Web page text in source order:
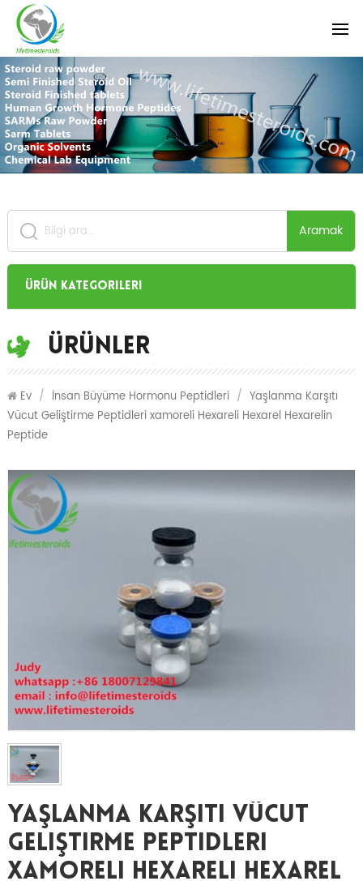
Aramak
Ürün Kategorileri
Ürünler
Ev / İnsan Büyüme Hormonu Peptidleri / Yaşlanma Karşıtı
Vücut Geliştirme Peptidleri xamoreli Hexareli Hexarel Hexarelin
Peptide
Yaşlanma Karşıtı Vücut
Geliştirme Peptidleri
Xamoreli Hexareli Hexarel